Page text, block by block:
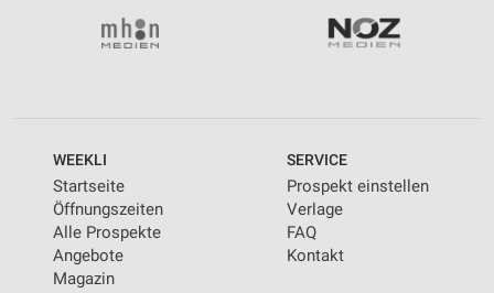
WEEKLI
Startseite
Öffnungszeiten
Alle Prospekte
Angebote
Magazin
SERVICE
Prospekt einstellen
Verlage
FAQ
Kontakt